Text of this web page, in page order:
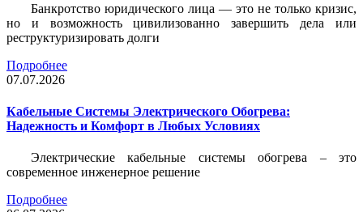
Банкротство юридического лица — это не только кризис,
но и возможность цивилизованно завершить дела или
реструктуризировать долги
Подробнее
07.07.2026
Кабельные Системы Электрического Обогрева:
Надежность и Комфорт в Любых Условиях
Электрические кабельные системы обогрева – это
современное инженерное решение
Подробнее